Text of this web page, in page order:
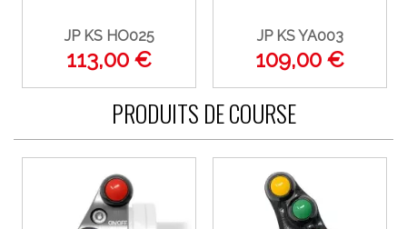
JP KS HO025
113,00 €
JP KS YA003
109,00 €
PRODUITS DE COURSE